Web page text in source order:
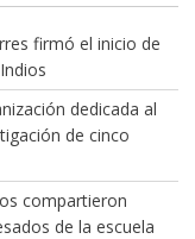
firmó el inicio de
dedicada al
de cinco
compartieron
de la escuela